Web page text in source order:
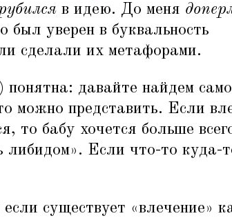
в идею. До меня
был уверен в буквальность
сделали их метафорами.
давайте найдем
можно представить. Если
то бабу хочется больше
либидом». Если что-то куда-
существует «влечение»